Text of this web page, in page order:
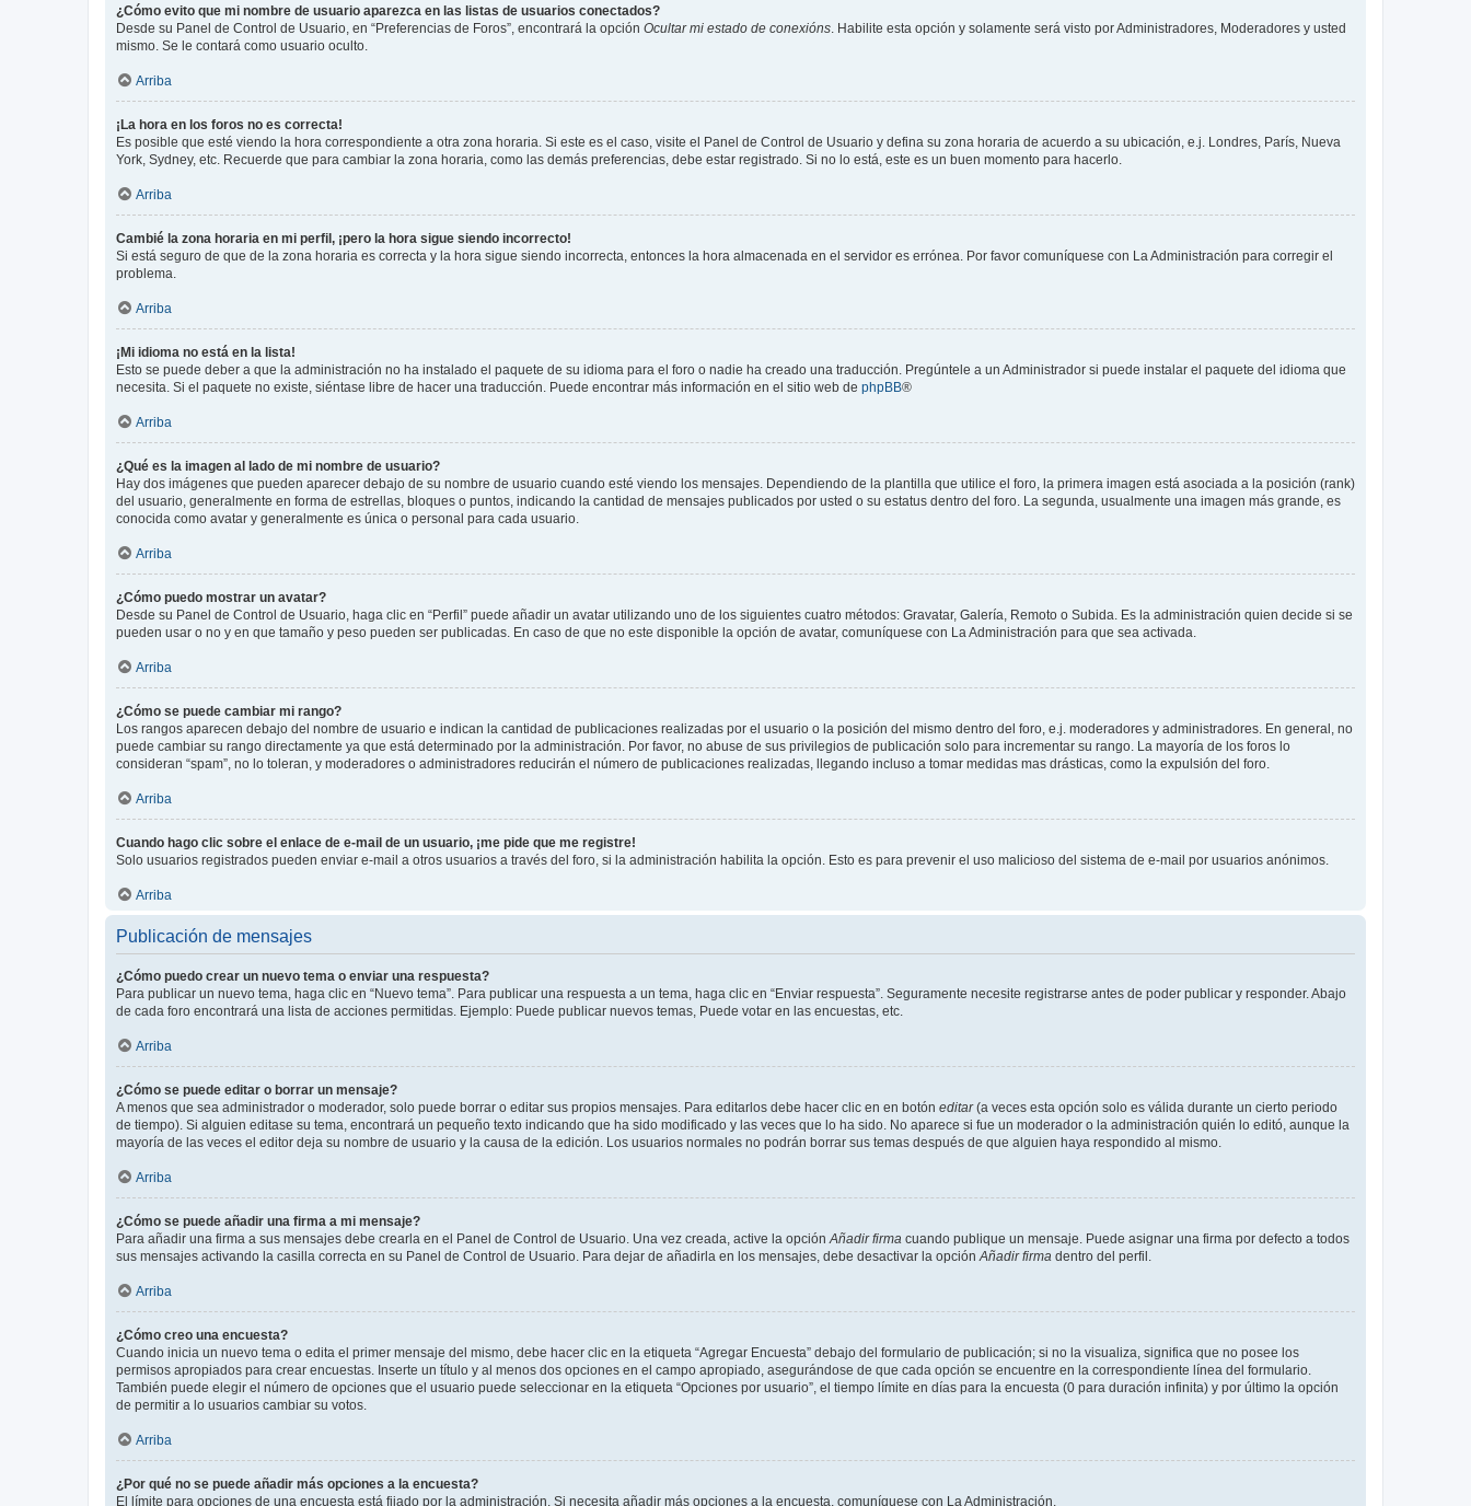
¿Cómo evito que mi nombre de usuario aparezca en las listas de usuarios conectados?
Desde su Panel de Control de Usuario, en “Preferencias de Foros”, encontrará la opción Ocultar mi estado de conexións . Habilite esta opción y solamente será visto por Administradores, Moderadores y usted
mismo. Se le contará como usuario oculto.
Arriba
¡La hora en los foros no es correcta!
Es posible que esté viendo la hora correspondiente a otra zona horaria. Si este es el caso, visite el Panel de Control de Usuario y defina su zona horaria de acuerdo a su ubicación, e.j. Londres, París, Nueva
York, Sydney, etc. Recuerde que para cambiar la zona horaria, como las demás preferencias, debe estar registrado. Si no lo está, este es un buen momento para hacerlo.
Arriba
Cambié la zona horaria en mi perfil, ¡pero la hora sigue siendo incorrecto!
Si está seguro de que de la zona horaria es correcta y la hora sigue siendo incorrecta, entonces la hora almacenada en el servidor es errónea. Por favor comuníquese con La Administración para corregir el
problema.
Arriba
¡Mi idioma no está en la lista!
Esto se puede deber a que la administración no ha instalado el paquete de su idioma para el foro o nadie ha creado una traducción. Pregúntele a un Administrador si puede instalar el paquete del idioma que
necesita. Si el paquete no existe, siéntase libre de hacer una traducción. Puede encontrar más información en el sitio web de phpBB®
Arriba
¿Qué es la imagen al lado de mi nombre de usuario?
Hay dos imágenes que pueden aparecer debajo de su nombre de usuario cuando esté viendo los mensajes. Dependiendo de la plantilla que utilice el foro, la primera imagen está asociada a la posición (rank)
del usuario, generalmente en forma de estrellas, bloques o puntos, indicando la cantidad de mensajes publicados por usted o su estatus dentro del foro. La segunda, usualmente una imagen más grande, es
conocida como avatar y generalmente es única o personal para cada usuario.
Arriba
¿Cómo puedo mostrar un avatar?
Desde su Panel de Control de Usuario, haga clic en “Perfil” puede añadir un avatar utilizando uno de los siguientes cuatro métodos: Gravatar, Galería, Remoto o Subida. Es la administración quien decide si se
pueden usar o no y en que tamaño y peso pueden ser publicadas. En caso de que no este disponible la opción de avatar, comuníquese con La Administración para que sea activada.
Arriba
¿Cómo se puede cambiar mi rango?
Los rangos aparecen debajo del nombre de usuario e indican la cantidad de publicaciones realizadas por el usuario o la posición del mismo dentro del foro, e.j. moderadores y administradores. En general, no
puede cambiar su rango directamente ya que está determinado por la administración. Por favor, no abuse de sus privilegios de publicación solo para incrementar su rango. La mayoría de los foros lo
consideran “spam”, no lo toleran, y moderadores o administradores reducirán el número de publicaciones realizadas, llegando incluso a tomar medidas mas drásticas, como la expulsión del foro.
Arriba
Cuando hago clic sobre el enlace de e-mail de un usuario, ¡me pide que me registre!
Solo usuarios registrados pueden enviar e-mail a otros usuarios a través del foro, si la administración habilita la opción. Esto es para prevenir el uso malicioso del sistema de e-mail por usuarios anónimos.
Arriba
Publicación de mensajes
¿Cómo puedo crear un nuevo tema o enviar una respuesta?
Para publicar un nuevo tema, haga clic en “Nuevo tema”. Para publicar una respuesta a un tema, haga clic en “Enviar respuesta”. Seguramente necesite registrarse antes de poder publicar y responder. Abajo
de cada foro encontrará una lista de acciones permitidas. Ejemplo: Puede publicar nuevos temas, Puede votar en las encuestas, etc.
Arriba
¿Cómo se puede editar o borrar un mensaje?
A menos que sea administrador o moderador, solo puede borrar o editar sus propios mensajes. Para editarlos debe hacer clic en en botón editar(a veces esta opción solo es válida durante un cierto periodo
de tiempo). Si alguien editase su tema, encontrará un pequeño texto indicando que ha sido modificado y las veces que lo ha sido. No aparece si fue un moderador o la administración quién lo editó, aunque la
mayoría de las veces el editor deja su nombre de usuario y la causa de la edición. Los usuarios normales no podrán borrar sus temas después de que alguien haya respondido al mismo.
Arriba
¿Cómo se puede añadir una firma a mi mensaje?
Para añadir una firma a sus mensajes debe crearla en el Panel de Control de Usuario. Una vez creada, active la opción Añadir firma cuando publique un mensaje. Puede asignar una firma por defecto a todos
sus mensajes activando la casilla correcta en su Panel de Control de Usuario. Para dejar de añadirla en los mensajes, debe desactivar la opción Añadir firma dentro del perfil.
Arriba
¿Cómo creo una encuesta?
Cuando inicia un nuevo tema o edita el primer mensaje del mismo, debe hacer clic en la etiqueta “Agregar Encuesta” debajo del formulario de publicación; si no la visualiza, significa que no posee los
permisos apropiados para crear encuestas. Inserte un título y al menos dos opciones en el campo apropiado, asegurándose de que cada opción se encuentre en la correspondiente línea del formulario.
También puede elegir el número de opciones que el usuario puede seleccionar en la etiqueta “Opciones por usuario”, el tiempo límite en días para la encuesta (0 para duración infinita) y por último la opción
de permitir a lo usuarios cambiar su votos.
Arriba
¿Por qué no se puede añadir más opciones a la encuesta?
El límite para opciones de una encuesta está fijado por la administración. Si necesita añadir más opciones a la encuesta, comuníquese con La Administración.